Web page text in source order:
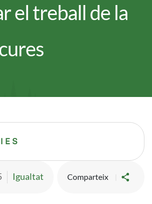
el treball de la
Igualtat Comparteix